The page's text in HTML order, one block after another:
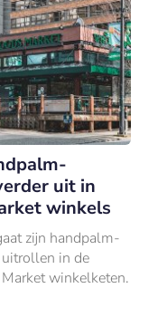
uit in
winkels
zijn handpalm-
in de
winkelketen.